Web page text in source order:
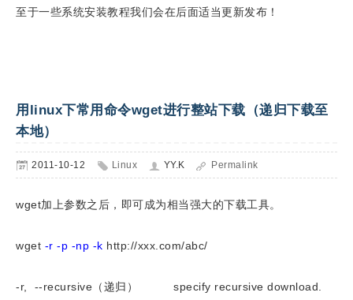
至于一些系统安装教程我们会在后面适当更新发布！
用linux下常用命令wget进行整站下载（递归下载至
本地）
2011-10-12 Linux YY.K Permalink
wget加上参数之后，即可成为相当强大的下载工具。
wget -r -p -np -k http://xxx.com/abc/
-r, --recursive（递归） specify recursive download.